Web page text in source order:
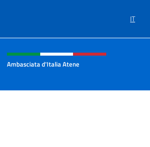
IT
sito, social e menù
Ambasciata d'Italia Atene